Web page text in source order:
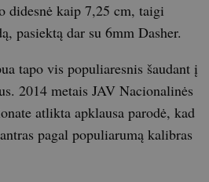
didesnė kaip 7,25 cm, taigi
pasiektą dar su 6mm Dasher.
tapo vis populiaresnis šaudant į
2014 metais JAV Nacionalinės
atlikta apklausa parodė, kad
pagal populiarumą kalibras